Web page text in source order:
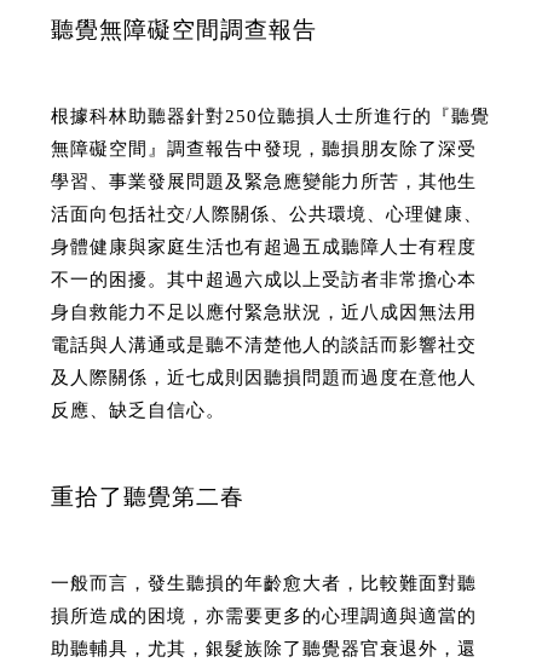
聽覺無障礙空間調查報告
根據科林助聽器針對250位聽損人士所進行的『聽覺
無障礙空間』調查報告中發現，聽損朋友除了深受
學習、事業發展問題及緊急應變能力所苦，其他生
活面向包括社交/人際關係、公共環境、心理健康、
身體健康與家庭生活也有超過五成聽障人士有程度
不一的困擾。其中超過六成以上受訪者非常擔心本
身自救能力不足以應付緊急狀況，近八成因無法用
電話與人溝通或是聽不清楚他人的談話而影響社交
及人際關係，近七成則因聽損問題而過度在意他人
反應、缺乏自信心。
重拾了聽覺第二春
一般而言，發生聽損的年齡愈大者，比較難面對聽
損所造成的困境，亦需要更多的心理調適與適當的
助聽輔具，尤其，銀髮族除了聽覺器官衰退外，還